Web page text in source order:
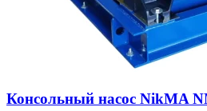
Консольный насос NikMA